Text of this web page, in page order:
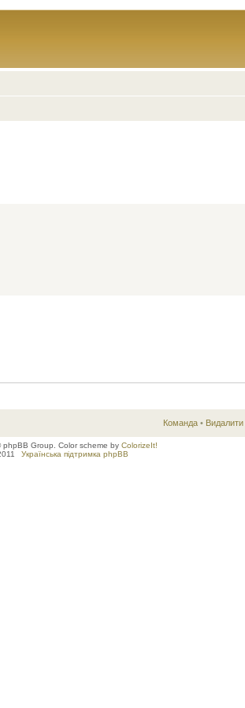
Команда •
Group. Color scheme by ColorizeIt!
Українська підтримка phpBB